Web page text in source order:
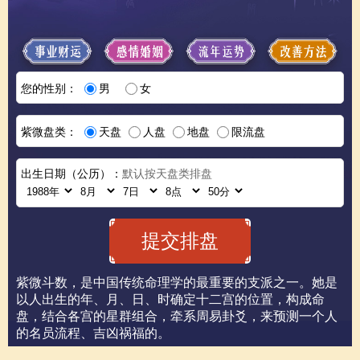
您的性别： 男 女
紫微盘类： 天盘 人盘 地盘 限流盘
出生日期（公历）： 默认按天盘类排盘
紫微斗数，是中国传统命理学的最重要的支派之一。她是
以人出生的年、月、日、时确定十二宫的位置，构成命
盘，结合各宫的星群组合，牵系周易卦爻，来预测一个人
的名员流程、吉凶祸福的。